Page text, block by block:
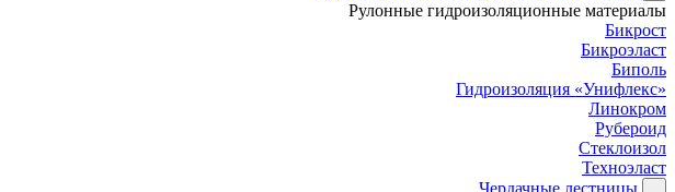
Рулонные гидроизоляционные материалы
Бикрост
Бикроэласт
Биполь
Гидроизоляция «Унифлекс»
Линокром
Рубероид
Стеклоизол
Техноэласт
Чердачные лестницы